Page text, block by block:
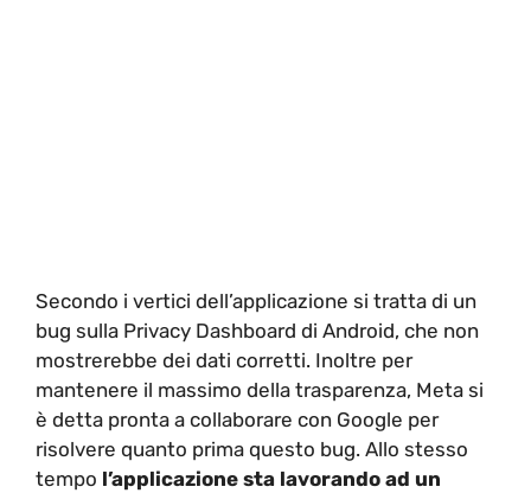
Secondo i vertici dell’applicazione si tratta di un
bug sulla Privacy Dashboard di Android, che non
mostrerebbe dei dati corretti. Inoltre per
mantenere il massimo della trasparenza, Meta si
è detta pronta a collaborare con Google per
risolvere quanto prima questo bug. Allo stesso
tempo l’applicazione sta lavorando ad un